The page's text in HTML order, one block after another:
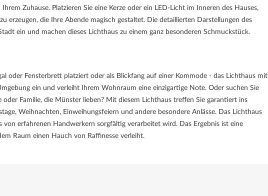
Zuhause. Platzieren Sie eine Kerze oder ein LED-Licht im Inneren des Hauses,
erzeugen, die Ihre Abende magisch gestaltet. Die detaillierten Darstellungen des
ein und machen dieses Lichthaus zu einem ganz besonderen Schmuckstück.
oder Fensterbrett platziert oder als Blickfang auf einer Kommode - das Lichthaus mit
ein und verleiht Ihrem Wohnraum eine einzigartige Note. Oder suchen Sie
Familie, die Münster lieben? Mit diesem Lichthaus treffen Sie garantiert ins
Weihnachten, Einweihungsfeiern und andere besondere Anlässe. Das Lichthaus
erfahrenen Handwerkern sorgfältig verarbeitet wird. Das Ergebnis ist eine
Raum einen Hauch von Raffinesse verleiht.